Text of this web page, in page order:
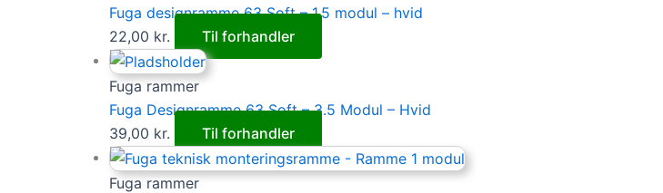
Fuga designramme 63 Soft – 1.5 modul – hvid
22,00 kr. Til forhandler
Fuga rammer
Fuga Designramme 63 Soft – 3.5 Modul – Hvid
39,00 kr. Til forhandler
Fuga rammer